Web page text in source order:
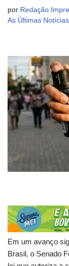
por Redação
As Últimas
Em um avanço
Brasil, o Senado